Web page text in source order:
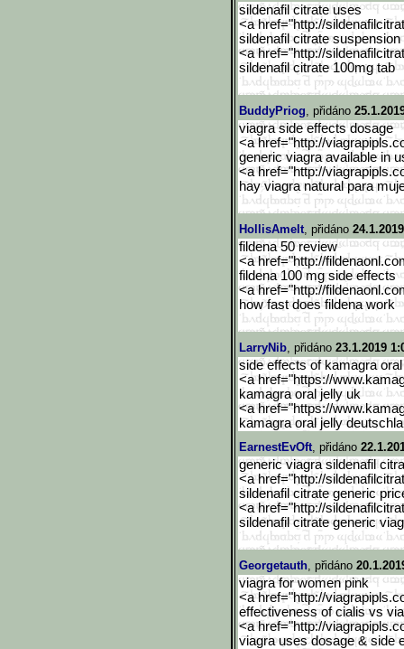
sildenafil citrate uses
<a href="http://
sildenafil citrate
<a href="http://
sildenafil citrate 100mg tab
BuddyPriog, přidáno
viagra side effects dosage
<a href="http://
generic viagra available in
<a href="http://
hay viagra natural para
HollisAmelt, přidáno
fildena 50 review
<a href="http://
fildena 100 mg side effects
<a href="http://
how fast does fildena work
LarryNib, přidáno 23.1.2019
side effects of kamagra
<a href="https://
kamagra oral jelly uk
<a href="https://
kamagra oral jelly
EarnestEvOft, přidáno
generic viagra sildenafil
<a href="http://
sildenafil citrate generic
<a href="http://
sildenafil citrate generic
Georgetauth, přidáno
viagra for women pink
<a href="http://
effectiveness of cialis vs
<a href="http://
viagra uses dosage & side